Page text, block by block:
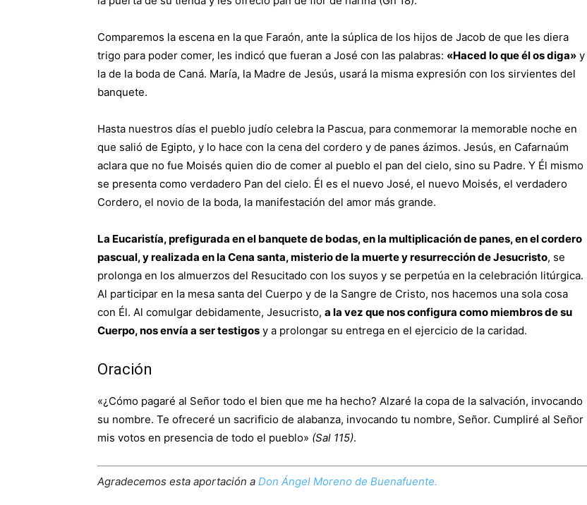
Comparemos la escena en la que Faraón, ante la súplica de los hijos de Jacob de que les diera
trigo para poder comer, les indicó que fueran a José con las palabras: «Haced lo que él os diga» y
la de la boda de Caná. María, la Madre de Jesús, usará la misma expresión con los sirvientes del
banquete.
Hasta nuestros días el pueblo judío celebra la Pascua, para conmemorar la memorable noche en
que salió de Egipto, y lo hace con la cena del cordero y de panes ázimos. Jesús, en Cafarnaúm
aclara que no fue Moisés quien dio de comer al pueblo el pan del cielo, sino su Padre. Y Él mismo
se presenta como verdadero Pan del cielo. Él es el nuevo José, el nuevo Moisés, el verdadero
Cordero, el novio de la boda, la manifestación del amor más grande.
La Eucaristía, prefigurada en el banquete de bodas, en la multiplicación de panes, en el cordero
pascual, y realizada en la Cena santa, misterio de la muerte y resurrección de Jesucristo, se
prolonga en los almuerzos del Resucitado con los suyos y se perpetúa en la celebración litúrgica.
Al participar en la mesa santa del Cuerpo y de la Sangre de Cristo, nos hacemos una sola cosa
con Él. Al comulgar debidamente, Jesucristo, a la vez que nos configura como miembros de su
Cuerpo, nos envía a ser testigos y a prolongar su entrega en el ejercicio de la caridad.
Oración
«¿Cómo pagaré al Señor todo el bien que me ha hecho? Alzaré la copa de la salvación, invocando
su nombre. Te ofreceré un sacrificio de alabanza, invocando tu nombre, Señor. Cumpliré al Señor
mis votos en presencia de todo el pueblo» (Sal 115).
Agradecemos esta aportación a Don Ángel Moreno de Buenafuente.